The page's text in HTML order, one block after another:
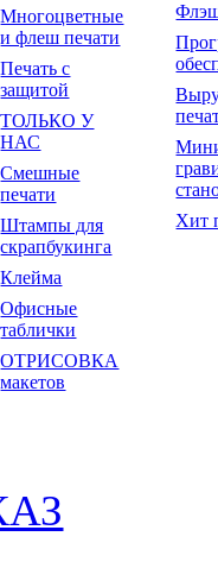
Многоцветные
и флеш печати
Печать с
защитой
ТОЛЬКО У
НАС
Смешные
печати
Штампы для
скрапбукинга
Клейма
Офисные
таблички
ОТРИСОВКА
макетов
Хит